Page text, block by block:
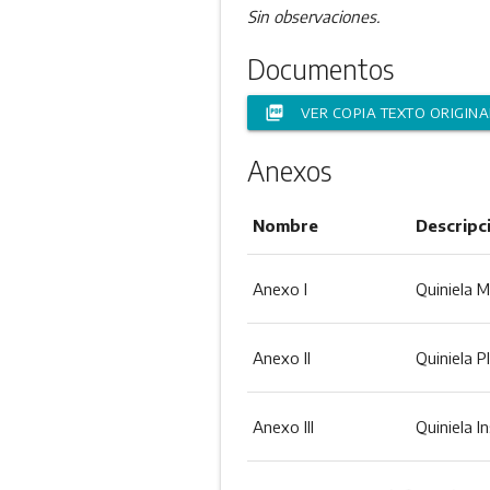
Sin observaciones.
Documentos
picture_as_pdf VER COPIA TEXTO ORIGINAL
Anexos
Nombre
Anexo I Quiniela
Anexo II Quiniela
Anexo III Quiniela